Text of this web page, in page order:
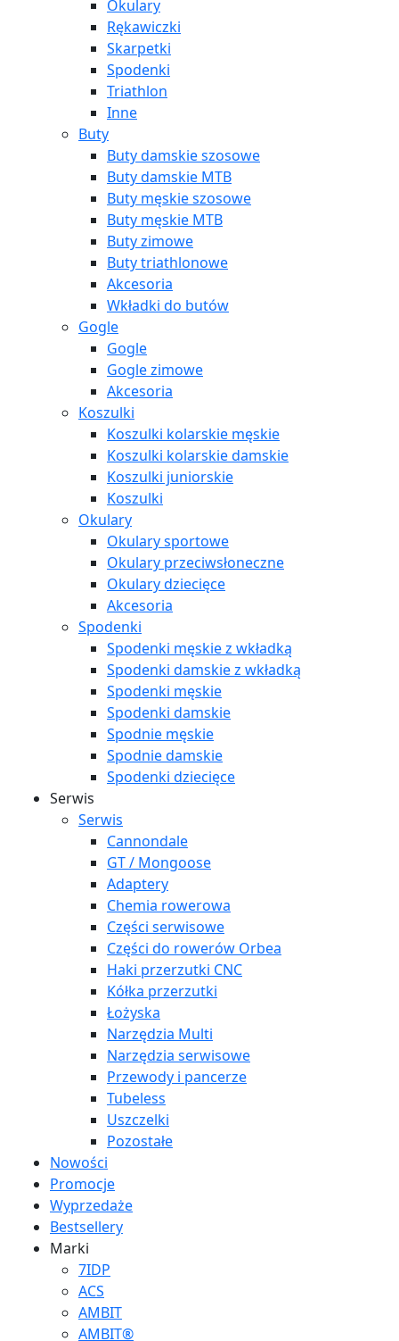
Okulary
Rękawiczki
Skarpetki
Spodenki
Triathlon
Inne
Buty
Buty damskie szosowe
Buty damskie MTB
Buty męskie szosowe
Buty męskie MTB
Buty zimowe
Buty triathlonowe
Akcesoria
Wkładki do butów
Gogle
Gogle
Gogle zimowe
Akcesoria
Koszulki
Koszulki kolarskie męskie
Koszulki kolarskie damskie
Koszulki juniorskie
Koszulki
Okulary
Okulary sportowe
Okulary przeciwsłoneczne
Okulary dziecięce
Akcesoria
Spodenki
Spodenki męskie z wkładką
Spodenki damskie z wkładką
Spodenki męskie
Spodenki damskie
Spodnie męskie
Spodnie damskie
Spodenki dziecięce
Serwis
Serwis
Cannondale
GT / Mongoose
Adaptery
Chemia rowerowa
Części serwisowe
Części do rowerów Orbea
Haki przerzutki CNC
Kółka przerzutki
Łożyska
Narzędzia Multi
Narzędzia serwisowe
Przewody i pancerze
Tubeless
Uszczelki
Pozostałe
Nowości
Promocje
Wyprzedaże
Bestsellery
Marki
7IDP
ACS
AMBIT
AMBIT®